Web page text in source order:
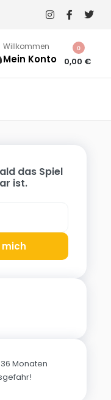
Willkommen
Mein Konto 0,00 €
0
das Spiel
ist.
Monaten